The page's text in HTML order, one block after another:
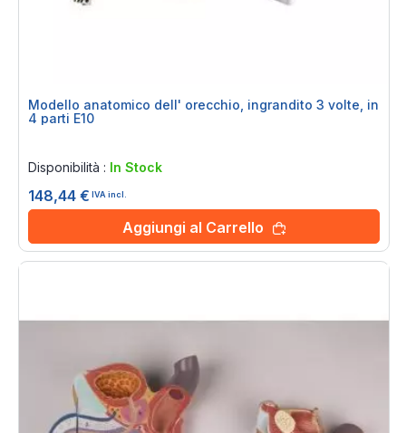
Modello anatomico dell' orecchio, ingrandito 3 volte, in
4 parti E10
Disponibilità : In Stock
148,44 € IVA incl.
Aggiungi al Carrello